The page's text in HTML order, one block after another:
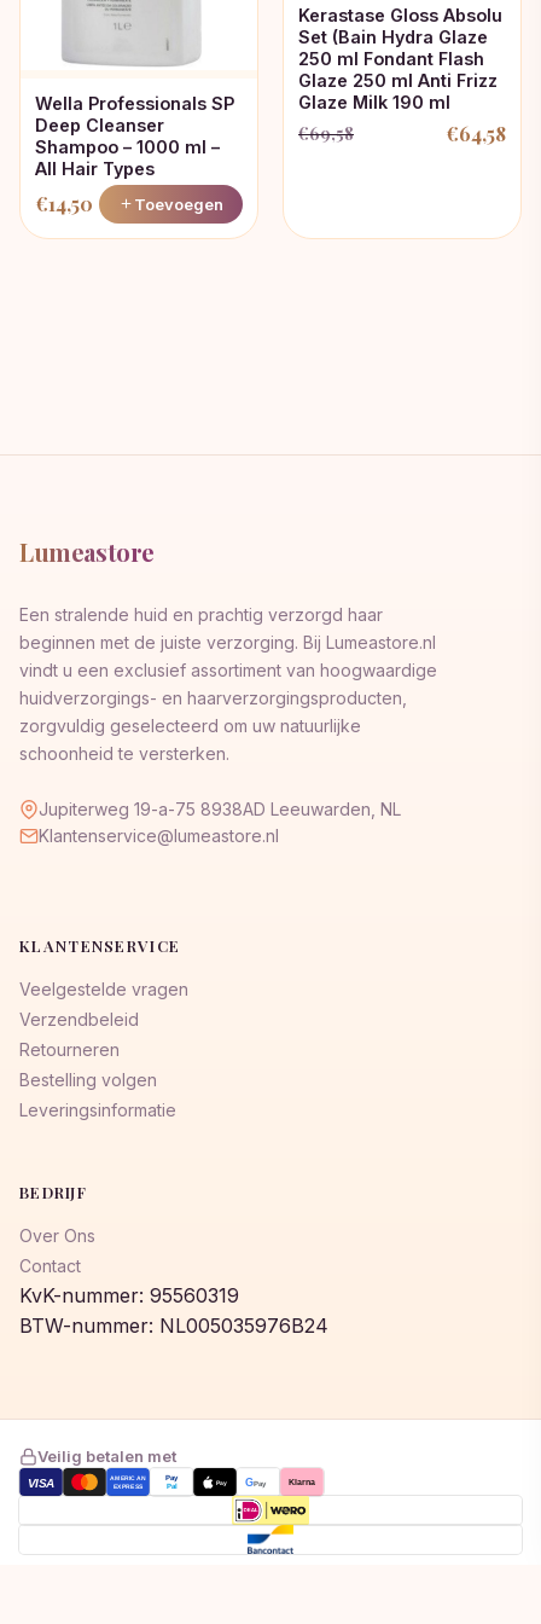
Wella Professionals SP
Deep Cleanser
Shampoo – 1000 ml –
All Hair Types
€14,50 Toevoegen
Kerastase Gloss Absolu
Set (Bain Hydra Glaze
250 ml Fondant Flash
Glaze 250 ml Anti Frizz
Glaze Milk 190 ml
€69,58
Oorspronkelijke
€69,58.
€64,58
Huidige
€64,58.
Lumeastore
Een stralende huid en prachtig verzorgd haar
beginnen met de juiste verzorging. Bij Lumeastore.nl
vindt u een exclusief assortiment van hoogwaardige
huidverzorgings- en haarverzorgingsproducten,
zorgvuldig geselecteerd om uw natuurlijke
schoonheid te versterken.
Jupiterweg 19-a-75 8938AD Leeuwarden, NL
Klantenservice@lumeastore.nl
KLANTENSERVICE
Veelgestelde vragen
Verzendbeleid
Retourneren
Bestelling volgen
Leveringsinformatie
BEDRIJF
Over Ons
Contact
KvK-nummer: 95560319
BTW-nummer: NL005035976B24
Veilig betalen met
VISA AMERICAN
EXPRESS
Pay
Pal Pay GPay Klarna